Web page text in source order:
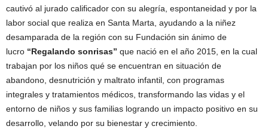
cautivó al jurado calificador con su alegría, espontaneidad y por la
labor social que realiza en Santa Marta, ayudando a la niñez
desamparada de la región con su Fundación sin ánimo de
lucro “Regalando sonrisas” que nació en el año 2015, en la cual
trabajan por los niños qué se encuentran en situación de
abandono, desnutrición y maltrato infantil, con programas
integrales y tratamientos médicos, transformando las vidas y el
entorno de niños y sus familias logrando un impacto positivo en su
desarrollo, velando por su bienestar y crecimiento.